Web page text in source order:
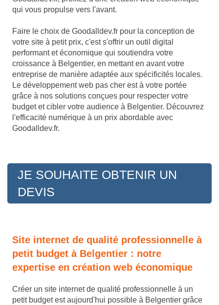
qui vous propulse vers l'avant.
Faire le choix de Goodalldev.fr pour la conception de
votre site à petit prix, c'est s'offrir un outil digital
performant et économique qui soutiendra votre
croissance à Belgentier, en mettant en avant votre
entreprise de manière adaptée aux spécificités locales.
Le développement web pas cher est à votre portée
grâce à nos solutions conçues pour respecter votre
budget et cibler votre audience à Belgentier. Découvrez
l'efficacité numérique à un prix abordable avec
Goodalldev.fr.
JE SOUHAITE OBTENIR UN
DEVIS
Site internet de qualité professionnelle à
petit budget à Belgentier : notre
expertise en création web économique
Créer un site internet de qualité professionnelle à un
petit budget est aujourd'hui possible à Belgentier grâce